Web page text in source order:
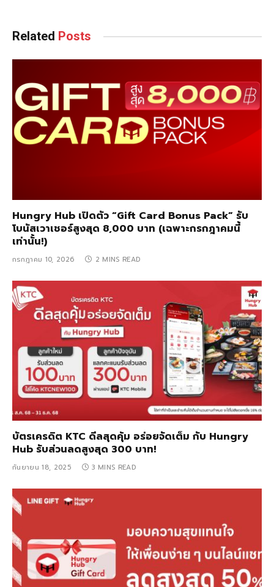
Related Posts
Hungry Hub เปิดตัว “Gift Card Bonus Pack” รับ
โบนัสเวาเชอร์สูงสุด 8,000 บาท (เฉพาะกรกฎาคมนี้
เท่านั้น!)
กรกฎาคม 10, 2026 2 MINS READ
บัตรเครดิต KTC ดีลสุดคุ้ม อร่อยจัดเต็ม กับ Hungry
Hub รับส่วนลดสูงสุด 300 บาท!
กันยายน 18, 2025 3 MINS READ